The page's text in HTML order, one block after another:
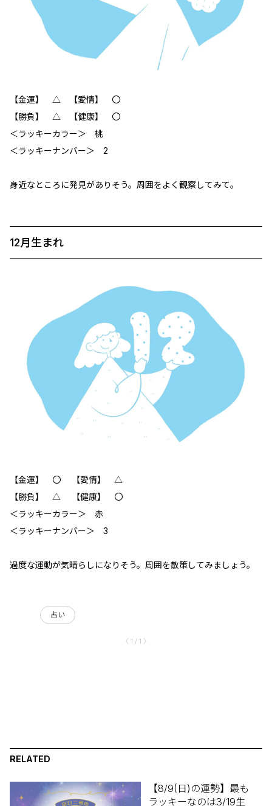
【金運】 △ 【愛情】 〇
【勝負】 △ 【健康】 〇
＜ラッキーカラー＞ 桃
＜ラッキーナンバー＞ 2
身近なところに発見がありそう。周囲をよく観察してみて。
12月生まれ
【金運】 〇 【愛情】 △
【勝負】 △ 【健康】 〇
＜ラッキーカラー＞ 赤
＜ラッキーナンバー＞ 3
過度な運動が気晴らしになりそう。周囲を散策してみましょう。
占い
〈 1 / 1 〉
RELATED
【8/9(日)の運勢】最も
ラッキーなのは3/19生